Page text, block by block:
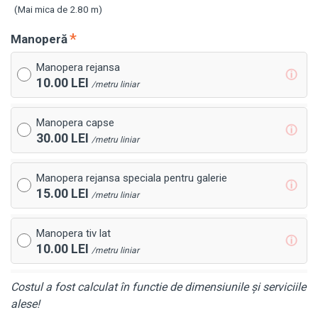
(Mai mica de 2.80 m)
Manoperă
Manopera rejansa
10.00 LEI /metru liniar
ⓘ
Manopera capse
30.00 LEI /metru liniar
ⓘ
Manopera rejansa speciala pentru galerie
15.00 LEI /metru liniar
ⓘ
Manopera tiv lat
10.00 LEI /metru liniar
ⓘ
Costul a fost calculat în functie de dimensiunile și serviciile
alese!